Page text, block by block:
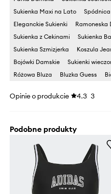
Sukienka Maxi na Lato
Eleganckie Sukienki
Ramoneska
Sukienka z Cekinami
Sukienka
Sukienka Szmizjerka
Koszula
Bojówki Damskie
Sukienki
Różowa Bluza
Bluzka Guess
Opinie o produkcie 4.3 3
Podobne produkty